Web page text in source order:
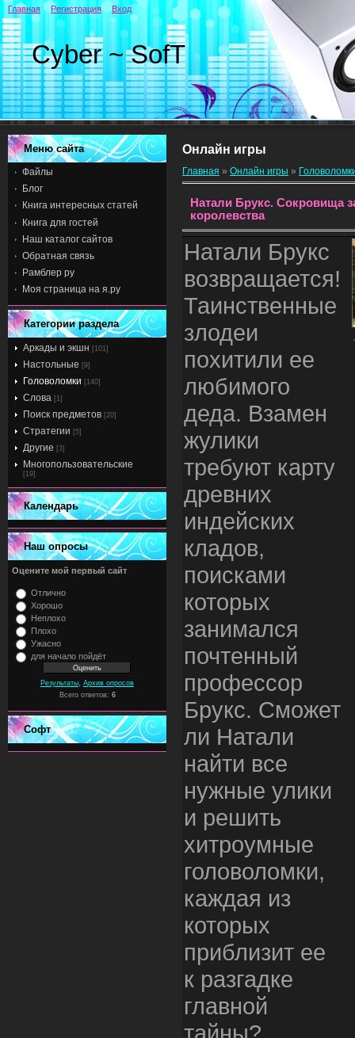
Cyber ~ SofT
Главная Регистрация Вход
Меню сайта
Файлы
Блог
Книга интересных статей
Книга для гостей
Наш каталог сайтов
Обратная связь
Рамблер ру
Моя страница на я.ру
Категории раздела
Аркады и экшн [101]
Настольные [9]
Головоломки [140]
Слова [1]
Поиск предметов [20]
Стратегии [5]
Другие [3]
Многопользовательские
[19]
Календарь
Наш опросы
Оцените мой первый сайт
Отлично
Хорошо
Неплохо
Плохо
Ужасно
для начало пойдёт
Результаты Архив опросов
Всего ответов: 6
Софт
Онлайн игры
Главная » Онлайн игры »
Натали Брукс. Сокровища
королевства
Натали Брукс
возвращается!
Таинственные
злодеи
похитили ее
любимого
деда. Взамен
жулики
требуют карту
древних
индейских
кладов,
поисками
которых
занимался
почтенный
профессор
Брукс. Сможет
ли Натали
найти все
нужные улики
и решить
хитроумные
головоломки,
каждая из
которых
приблизит ее
к разгадке
главной
тайны?